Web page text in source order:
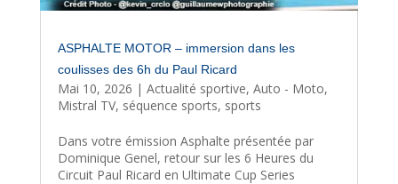
ASPHALTE MOTOR – immersion dans les
coulisses des 6h du Paul Ricard
Mai 10, 2026 | Actualité sportive, Auto - Moto,
Mistral TV, séquence sports, sports
Dans votre émission Asphalte présentée par
Dominique Genel, retour sur les 6 Heures du
Circuit Paul Ricard en Ultimate Cup Series